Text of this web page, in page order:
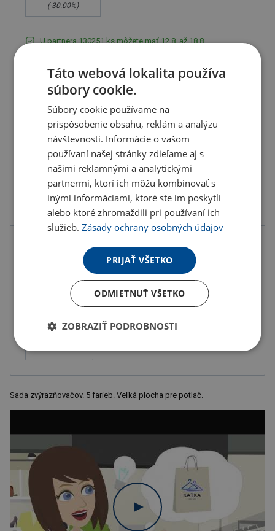
(-30.00%)
U partnera 130251 ks môžete mať 12.8. až 18.8.
Do košíka
Objednať s potlačou
Doručenie Možnosti doručenia »
Osobný odber Výdajné miesta »
Pridať do obľúbených
Možnosti potlače
Tampónová tlač
1-zložková
Sada zvýrazňovačov. 5 farieb. Veľká plocha pre potlač.
Táto webová lokalita používa
súbory cookie.
Súbory cookie používame na
prispôsobenie obsahu, reklám a analýzu
návštevnosti. Informácie o vašom
používaní našej stránky zdieľame aj s
našimi reklamnými a analytickými
partnermi, ktorí ich môžu kombinovať s
inými informáciami, ktoré ste im poskytli
alebo ktoré zhromaždili pri používaní ich
služieb.Zásady ochrany osobných údajov
PRIJAŤ VŠETKO
ODMIETNUŤ VŠETKO
ZOBRAZIŤ PODROBNOSTI